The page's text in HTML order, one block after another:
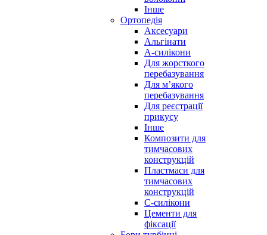
Інше
Ортопедія
Аксесуари
Альгінати
А-силікони
Для жорсткого
перебазування
Для м’якого
перебазування
Для реєстрації
прикусу
Інше
Композити для
тимчасових
конструкцій
Пластмаси для
тимчасових
конструкцій
С-силікони
Цементи для
фіксації